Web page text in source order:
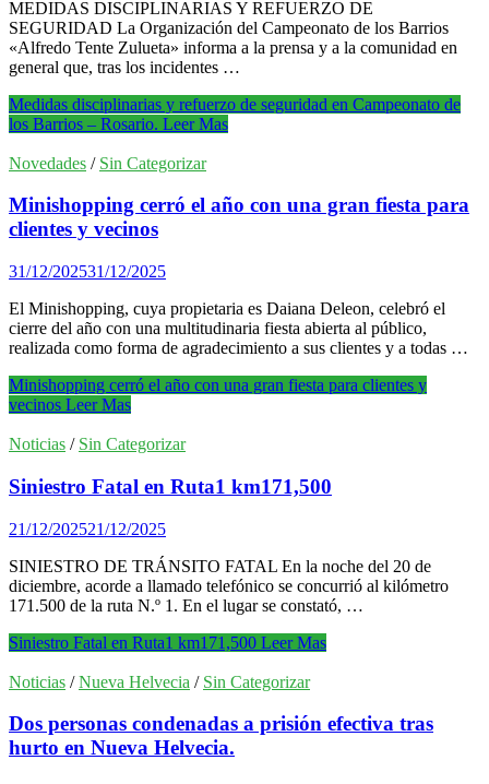
MEDIDAS DISCIPLINARIAS Y REFUERZO DE
SEGURIDAD La Organización del Campeonato de los Barrios
«Alfredo Tente Zulueta» informa a la prensa y a la comunidad en
general que, tras los incidentes …
Medidas disciplinarias y refuerzo de seguridad en Campeonato de
los Barrios – Rosario. Leer Mas
Novedades / Sin Categorizar
Minishopping cerró el año con una gran fiesta para
clientes y vecinos
31/12/202531/12/2025
El Minishopping, cuya propietaria es Daiana Deleon, celebró el
cierre del año con una multitudinaria fiesta abierta al público,
realizada como forma de agradecimiento a sus clientes y a todas …
Minishopping cerró el año con una gran fiesta para clientes y
vecinos Leer Mas
Noticias / Sin Categorizar
Siniestro Fatal en Ruta1 km171,500
21/12/202521/12/2025
SINIESTRO DE TRÁNSITO FATAL En la noche del 20 de
diciembre, acorde a llamado telefónico se concurrió al kilómetro
171.500 de la ruta N.º 1. En el lugar se constató, …
Siniestro Fatal en Ruta1 km171,500 Leer Mas
Noticias /Nueva Helvecia / Sin Categorizar
Dos personas condenadas a prisión efectiva tras
hurto en Nueva Helvecia.